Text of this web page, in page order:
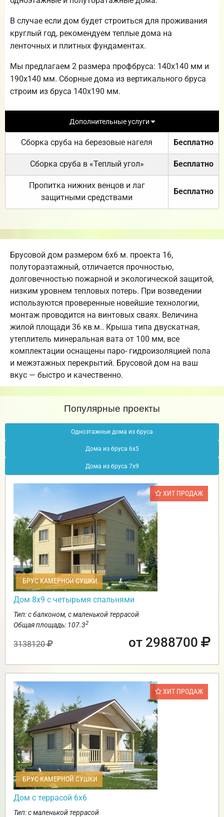
В случае если дом будет строиться для проживания
круглый год, рекомендуем теплые дома на
ленточных и плитных фундаментах.
Мы предлагаем 2 размера профбруса: 140х140 мм и
190х140 мм. Сборные дома из вертикального бруса
строим из бруса 140х190 мм.
Дополнительные услуги
Сборка сруба на березовые нагеля Бесплатно
Сборка сруба в «Теплый угол» Бесплатно
Пропитка нижних венцов и лаг
защитными средствами
Бесплатно
Брусовой дом размером 6х6 м. проекта 16,
полутораэтажный, отличается прочностью,
долговечностью пожарной и экологической защитой,
низким уровнем тепловых потерь. При возведении
используются проверенные новейшие технологии,
монтаж проводится на винтовых сваях. Величина
жилой площади 36 кв.м.. Крыша типа двускатная,
утеплитель минеральная вата от 100 мм, все
комплектации оснащены паро- гидроизоляцией пола
и межэтажных перекрытий. Брусовой дом на ваш
вкус — быстро и качественно.
Популярные проекты
Одноэтажные дома из бруса
Дома из бруса 6х5
Дома из бруса 7х9
ХИТ ПРОДАЖ
БРУС КАМЕРНОЙ СУШКИ
Дом 8х9 с четырьмя спальнями
Тип: с балконом, с маленькой террасой
Общая площадь: 107.32
3138120 от 2988700
ХИТ ПРОДАЖ
БРУС КАМЕРНОЙ СУШКИ
Дом с террасой 6х6
Тип: с маленькой террасой